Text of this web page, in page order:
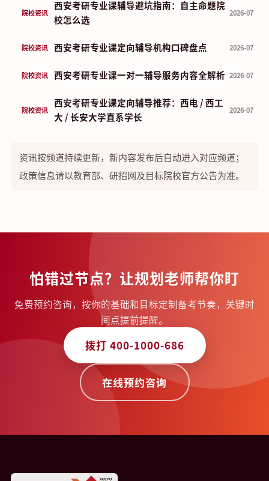
院校资讯
西安考研专业课辅导避坑指南：自主命题院
校怎么选
2026-07
院校资讯 西安考研专业课定向辅导机构口碑盘点 2026-07
院校资讯 西安考研专业课一对一辅导服务内容全解析 2026-07
院校资讯
西安考研专业课定向辅导推荐：西电 / 西工
大 / 长安大学直系学长
2026-07
资讯按频道持续更新，新内容发布后自动进入对应频道；
政策信息请以教育部、研招网及目标院校官方公告为准。
怕错过节点？让规划老师帮你盯
免费预约咨询，按你的基础和目标定制备考节奏，关键时
间点提前提醒。
拨打 400-1000-686
在线预约咨询